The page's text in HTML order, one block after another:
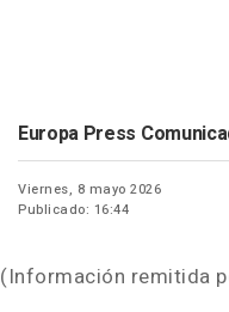
Europa Press
Viernes, 8 mayo 2026
Publicado: 16:44
(Información remitida